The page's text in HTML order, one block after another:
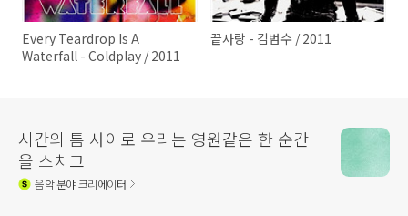
Every Teardrop Is A
Waterfall - Coldplay / 2011
끝사랑 - 김범수 / 2011
시간의 틈 사이로 우리는 영원같은 한 순간
을 스치고
음악분야 크리에이터